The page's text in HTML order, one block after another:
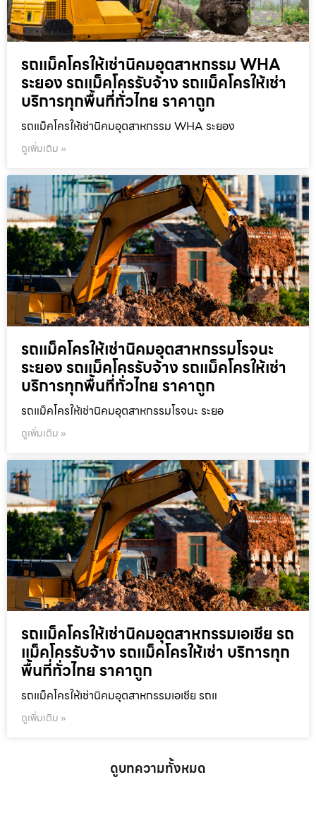
รถแม็คโครให้เช่านิคมอุตสาหกรรม WHA
ระยอง รถแม็คโครรับจ้าง รถแม็คโครให้เช่า
บริการทุกพื้นที่ทั่วไทย ราคาถูก
รถแม็คโครให้เช่านิคมอุตสาหกรรม WHA ระยอง
ดูเพิ่มเติม »
รถแม็คโครให้เช่านิคมอุตสาหกรรมโรจนะ
ระยอง รถแม็คโครรับจ้าง รถแม็คโครให้เช่า
บริการทุกพื้นที่ทั่วไทย ราคาถูก
รถแม็คโครให้เช่านิคมอุตสาหกรรมโรจนะ ระยอ
ดูเพิ่มเติม »
รถแม็คโครให้เช่านิคมอุตสาหกรรมเอเชีย รถ
แม็คโครรับจ้าง รถแม็คโครให้เช่า บริการทุก
พื้นที่ทั่วไทย ราคาถูก
รถแม็คโครให้เช่านิคมอุตสาหกรรมเอเชีย รถแ
ดูเพิ่มเติม »
ดูบทความทั้งหมด